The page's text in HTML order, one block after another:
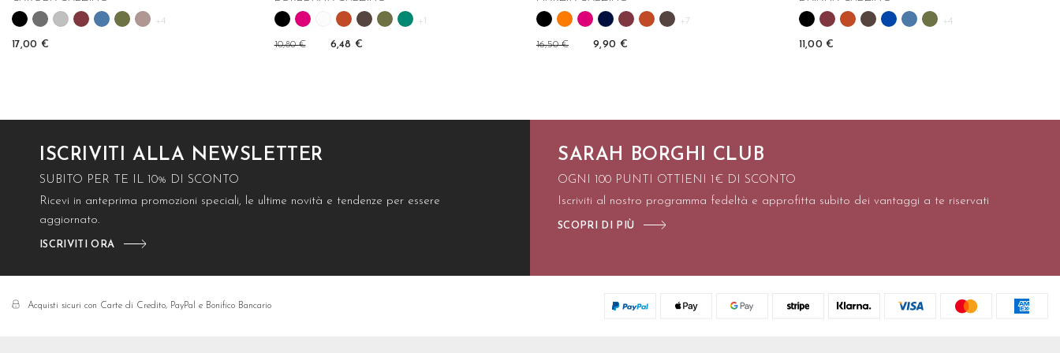
+4
17,00 €
+1
10,80 € 6,48 €
+7
16,50 € 9,90 €
+4
11,00 €
ISCRIVITI ALLA NEWSLETTER
SUBITO PER TE IL 10% DI SCONTO
Ricevi in anteprima promozioni speciali, le ultime novità e tendenze per essere
aggiornato.
ISCRIVITI ORA
SARAH BORGHI CLUB
OGNI 100 PUNTI OTTIENI 1€ DI SCONTO
Iscriviti al nostro programma fedeltà e approfitta subito dei vantaggi a te riservati
SCOPRI DI PIÙ
Acquisti sicuri con Carte di Credito, PayPal e Bonifico Bancario